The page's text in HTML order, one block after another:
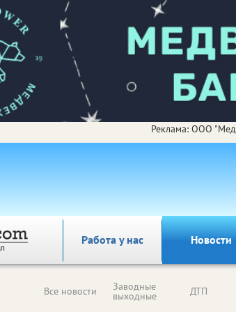
Реклама: ООО
Работа у нас Новости
Все новости Заводные
выходные ДТП